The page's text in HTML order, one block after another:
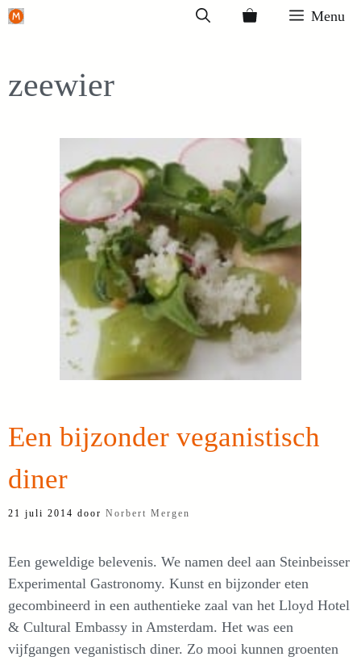
Ga
Menu
zeewier
Een bijzonder veganistisch
diner
21 juli 2014 door Norbert Mergen
Een geweldige belevenis. We namen deel aan Steinbeisser
Experimental Gastronomy. Kunst en bijzonder eten
gecombineerd in een authentieke zaal van het Lloyd Hotel
& Cultural Embassy in Amsterdam. Het was een
vijfgangen veganistisch diner. Zo mooi kunnen groenten